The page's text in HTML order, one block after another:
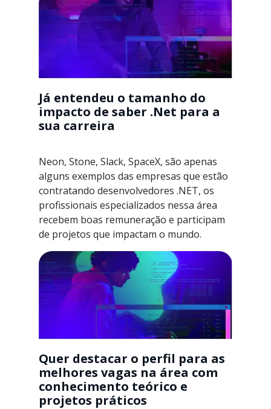
Já entendeu o tamanho do
impacto de saber .Net para a
sua carreira
Neon, Stone, Slack, SpaceX, são apenas
alguns exemplos das empresas que estão
contratando desenvolvedores .NET, os
profissionais especializados nessa área
recebem boas remuneração e participam
de projetos que impactam o mundo.
Quer destacar o perfil para as
melhores vagas na área com
conhecimento teórico e
projetos práticos